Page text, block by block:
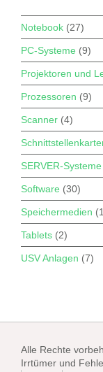
Notebook (27)
PC-Systeme (9)
Projektoren und
Prozessoren (9)
Scanner (4)
SERVER-Systeme
Software (30)
Speichermedien
Tablets (2)
USV Anlagen (7)
Alle Rechte
Irrtümer und